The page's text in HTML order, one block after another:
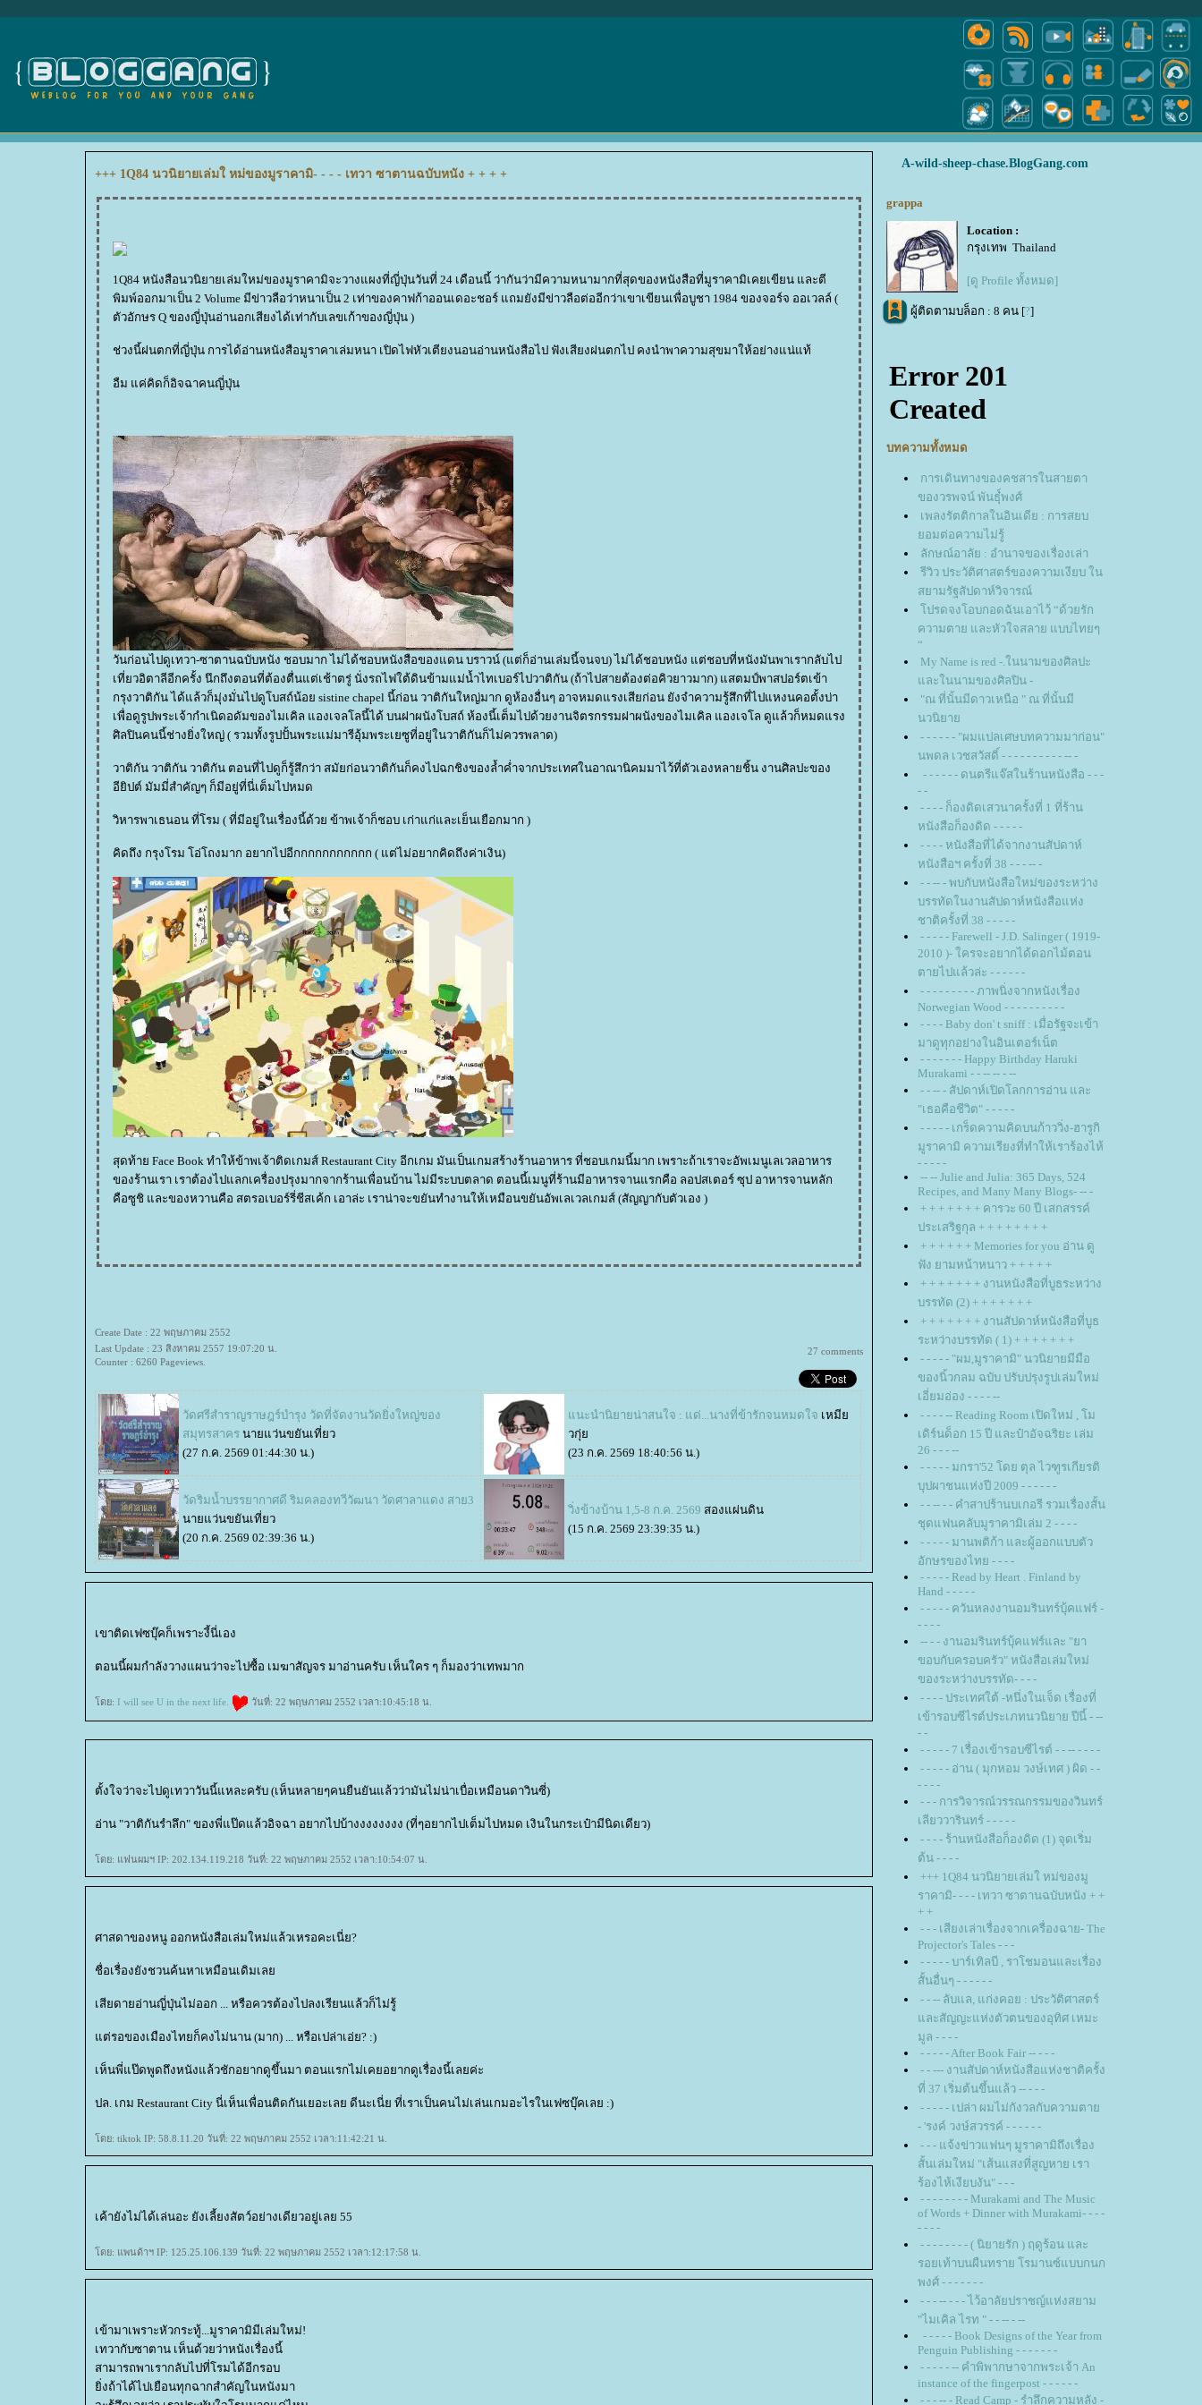
+++ 1Q84 นวนิยายเล่มใ หม่ของมูราคามิ- - - - เทวา ซาตานฉบับหนัง + + + +
1Q84 หนังสือนวนิยายเล่มใหม่ของมูราคามิจะวางแผงที่ญี่ปุ่นวันที่ 24 เดือนนี้ ว่ากันว่ามีความหนามากที่สุดของหนังสือที่มูราคามิเคยเขียน และตี
พิมพ์ออกมาเป็น 2 Volume มีข่าวลือว่าหนาเป็น 2 เท่าของคาฟก้าออนเดอะชอร์ แถมยังมีข่าวลือต่ออีกว่าเขาเขียนเพื่อบูชา 1984 ของจอร์จ ออเวลล์ (
ตัวอักษร Q ของญี่ปุ่นอ่านอกเสียงได้เท่ากับเลขเก้าของญี่ปุ่น )
ช่วงนี้ฝนตกที่ญี่ปุ่น การได้อ่านหนังสือมูราคาเล่มหนา เปิดไฟหัวเตียงนอนอ่านหนังสือไป ฟังเสียงฝนตกไป คงนำพาความสุขมาให้อย่างแน่แท้
อืม แค่คิดก็อิจฉาคนญี่ปุ่น
วันก่อนไปดูเทวา-ซาตานฉบับหนัง ชอบมาก ไม่ได้ชอบหนังสือของแดน บราวน์ (แต่ก็อ่านเล่มนี้จนจบ) ไม่ได้ชอบหนัง แต่ชอบที่หนังมันพาเรากลับไป
เที่ยวอิตาลีอีกครั้ง นึกถึงตอนที่ต้องตื่นแต่เช้าตรู่ นั่งรถไฟใต้ดินข้ามแม่น้ำไทเบอร์ไปวาติกัน (ถ้าไปสายต้องต่อคิวยาวมาก) แสตมป์พาสปอร์ตเข้า
กรุงวาติกัน ได้แล้วก็มุ่งมั่นไปดูโบสถ์น้อย sistine chapel นี้ก่อน วาติกันใหญ่มาก ดูห้องอื่นๆ อาจหมดแรงเสียก่อน ยังจำความรู้สึกที่ไปแหงนคอตั้งบ่า
เพื่อดูรูปพระเจ้ากำเนิดอดัมของไมเคิล แองเจลโลนี้ได้ บนฝาผนังโบสถ์ ห้องนี้เต็มไปด้วยงานจิตรกรรมฝาผนังของไมเคิล แองเจโล ดูแล้วก็หมดแรง
ศิลปินคนนี้ช่างยิ่งใหญ่ ( รวมทั้งรูปปั้นพระแม่มารีอุ้มพระเยซูที่อยู่ในวาติกันก็ไม่ควรพลาด)
วาติกัน วาติกัน วาติกัน ตอนที่ไปดูก็รู้สึกว่า สมัยก่อนวาติกันก็คงไปฉกชิงของล้ำค่ำจากประเทศในอาณานิคมมาไว้ที่ตัวเองหลายชิ้น งานศิลปะของ
อียิปต์ มัมมี่สำคัญๆ ก็มีอยู่ที่นี่เต็มไปหมด
วิหารพาเธนอน ที่โรม ( ที่มีอยู่ในเรื่องนี้ด้วย ข้าพเจ้าก็ชอบ เก่าแก่และเย็นเยือกมาก )
คิดถึง กรุงโรม โอ่โถงมาก อยากไปอีกกกกกกกกกกก ( แต่ไม่อยากคิดถึงค่าเงิน)
สุดท้าย Face Book ทำให้ข้าพเจ้าติดเกมส์ Restaurant City อีกเกม มันเป็นเกมสร้างร้านอาหาร ที่ชอบเกมนี้มาก เพราะถ้าเราจะอัพเมนูเลเวลอาหาร
ของร้านเรา เราต้องไปแลกเครื่องปรุงมากจากร้านเพื่อนบ้าน ไม่มีระบบตลาด ตอนนี้เมนูที่ร้านมีอาหารจานแรกคือ ลอปสเตอร์ ซุป อาหารจานหลัก
คือซูชิ และของหวานคือ สตรอเบอร์รี่ชีสเค้ก เอาล่ะ เราน่าจะขยันทำงานให้เหมือนขยันอัพเลเวลเกมส์ (สัญญากับตัวเอง )
Create Date : 22 พฤษภาคม 2552
Last Update : 23 สิงหาคม 2557 19:07:20 น.
Counter : 6260 Pageviews.
27 comments
วัดศรีสำราญราษฎร์บำรุง วัดที่จัดงานวัดยิ่งใหญ่ของ
สมุทรสาคร นายแว่นขยันเที่ยว
(27 ก.ค. 2569 01:44:30 น.)
นะนำนิยายน่าสนใจ : แด่...นางที่ข้ารักจนหมดใจ เหมี
วกุ่
(23 ก.ค. 2569 18:40:56 น.)
วัดริมน้ำบรรยากาศดี ริมคลองทวีวัฒนา วัดศาลาแดง สาย3
นายแว่นขยันเที่ยว
(20 ก.ค. 2569 02:39:36 น.)
วิ่งข้างบ้าน 1,5-8 ก.ค. 2569 สองแผ่นดิน
(15 ก.ค. 2569 23:39:35 น.)
เขาติดเฟซบุ๊คก็เพราะงี้นี่เอง
ตอนนี้ผมกำลังวางแผนว่าจะไปซื้อ เมฆาสัญจร มาอ่านครับ เห็นใคร ๆ ก็มองว่าเทพมาก
ดย: I will see U in the next life. วันที่: 22 พฤษภาคม 2552 เวลา:10:45:18 น.
ตั้งใจว่าจะไปดูเทวาวันนี้แหละครับ (เห็นหลายๆคนยืนยันแล้วว่ามันไม่น่าเบื่อเหมือนดาวินซี่)
อ่าน "วาติกันรำลึก" ของพี่แป๊ดแล้วอิจฉา อยากไปบ้างงงงงงงง (ที่ๆอยากไปเต็มไปหมด เงินในกระเป๋ามีนิดเดียว)
ดย: แฟนผมฯ IP: 202.134.119.218 วันที่: 22 พฤษภาคม 2552 เวลา:10:54:07 น.
ศาสดาของหนู ออกหนังสือเล่มใหม่แล้วเหรอคะเนี่ย?
ชื่อเรื่องยังชวนค้นหาเหมือนเดิมเล
เสียดายอ่านญี่ปุ่นไม่ออก ... หรือควรต้องไปลงเรียนแล้วก็ไม่รู้
ต่รอของเมืองไทยก็คงไม่นาน (มาก) ... หรือเปล่าเอ่ย? :)
เห็นพี่แป๊ดพูดถึงหนังแล้วชักอยากดูขึ้นมา ตอนแรกไม่เคยอยากดูเรื่องนี้เลยค่ะ
ปล. เกม Restaurant City นี่เห็นเพื่อนติดกันเยอะเลย ดีนะเนี่ย ที่เราเป็นคนไม่เล่นเกมอะไรในเฟซบุ๊คเลย :)
ดย: tiktok IP: 58.8.11.20 วันที่: 22 พฤษภาคม 2552 เวลา:11:42:21 น.
เค้ายังไม่ได้เล่นอะ ยังเลี้ยงสัตว์อย่างเดียวอยู่เลย 55
ดย: แพนด้าฯ IP: 125.25.106.139 วันที่: 22 พฤษภาคม 2552 เวลา:12:17:58 น.
เข้ามาเพราะหัวกระทู้...มูราคามิมีเล่มใหม่!
เทวากับซาตาน เห็นด้วยว่าหนังเรื่องนี้
สามารถพาเรากลับไปที่โรมได้อีกรอบ
ิ่งถ้าได้ไปเยือนทุกฉากสำคัญในหนังมา
A-wild-sheep-chase.BlogGang.com
grappa
Location :
กรุงเทพ Thailand
[ดู Profile ทั้งหมด]
ผู้ติดตามบล็อก : 8 คน [?]
บทความทั้งหมด
การเดินทางของคชสารในสายตา
ของวรพจน์ พันธุ๋์พงศ์
เพลงรัตติกาลในอินเดีย : การสยบ
อมต่อความไม่รู้
ลักษณ์อาลัย : อำนาจของเรื่องเล่า
รีวิว ประวัติศาสตร์ของความเงียบ ใน
สยามรัฐสัปดาห์วิจารณ์
ปรดจงโอบกอดฉันเอาไว้ “ด้วยรัก
ความตาย และหัวใจสลาย แบบไทยๆ
“
My Name is red -.ในนามของศิลปะ
ละในนามของศิลปิน -
"ณ ที่นั้นมีดาวเหนือ " ณ ที่นั้นมี
นวนิยา
- - - - - - "ผมแปลเศษบทความมาก่อน"
นพดล เวชสวัสดิ์ - - - - - - - - - - -- -
- - - - - - ดนตรีแจ๊สในร้านหนังสือ - - -
- -
- - - - ก็องดิดเสวนาครั้งที่ 1 ที่ร้าน
หนังสือก็องดิด - - - - -
- - - - หนังสือที่ได้จากงานสัปดาห์
หนังสือฯ ครั้งที่ 38 - - - -- -
- - -- - พบกับหนังสือใหม่ของระหว่าง
บรรทัดในงานสัปดาห์หนังสือแห่ง
ชาติครั้งที่ 38 - - - - -
- - - - - Farewell - J.D. Salinger ( 1919-
2010 )- ใครจะอยากได้ดอกไม้ตอน
ตายไปแล้วล่ะ - - - - - -
- - - - - - - - - ภาพนิ่งจากหนังเรื่อง
Norwegian Wood - - - - - - - - - -
- - - - Baby don' t sniff : เมื่อรัฐจะเข้า
มาดูทุกอย่างในอินเตอร์เน็ต
- - - - - - - Happy Birthday Haruki
Murakami - - -- -- - --
- - -- - สัปดาห์เปิดโลกการอ่าน และ
"เธอคือชีวิต" - - - - -
- - - - - เกร็ดความคิดบนก้าววิ่ง-ฮารูกิ
มูราคามิ ความเรียงที่ทำให้เราร้องไห้
- - - - -
-- -- Julie and Julia: 365 Days, 524
Recipes, and Many Many Blogs- -- -
+ + + + + + + คารวะ 60 ปี เสกสรรค์
ประเสริฐกุล + + + + + + + +
+ + + + + + Memories for you อ่าน ดู
ฟัง ยามหน้าหนาว + + + + +
+ + + + + + + งานหนังสือที่บูธระหว่าง
บรรทัด (2) + + + + + + +
+ + + + + + + งานสัปดาห์หนังสือที่บูธ
ระหว่างบรรทัด ( 1) + + + + + + +
- - - - - "ผม,มูราคามิ" นวนิยายมีมือ
ของนิ้วกลม ฉบับ ปรับปรุงรูปเล่มใหม่
เอี่ยมอ่อง - - - - --
- - - - -- Reading Room เปิดใหม่ , โม
เดิร์นด็อก 15 ปี และป๋าอัจฉริยะ เล่ม
26 - - - --
- - - - - มกรา'52 โดย ตุล ไวฑูรเกียรติ
บุปผาชนแห่งปี 2009 - - - - - -
- - -- - - คำสาปร้านบเกอรี รวมเรื่องสั้น
ชุดแฟนคลับมูราคามิเล่ม 2 - - - -
- - - - - มานพติก้า และผู้ออกแบบตัว
อักษรของไทย - - - -
- - - - - Read by Heart . Finland by
Hand - - - - -
- - - - - ควันหลงงานอมรินทร์บุ้คแฟร์ -
- - - -
-- - - งานอมรินทร์บุ้คแฟร์และ "ยา
ขอบกับครอบครัว" หนังสือเล่มใหม่
ของระหว่างบรรทัด- - - -
- - - - ประเทศใต้ -หนึ่งในเจ็ด เรื่องที่
เข้ารอบซีไรต์ประเภทนวนิยาย ปีนี้ - --
- -
- - - - - 7 เรื่องเข้ารอบซีไรต์ - - -- - - - -
- - - - - อ่าน ( มุกหอม วงษ์เทศ ) ผิด - -
- - - -
- - - การวิจารณ์วรรณกรรมของวินทร์
เลียววารินทร์ - - - - -
- - - - ร้านหนังสือก็องดิด (1) จุดเริ่ม
ต้น - - - -
+++ 1Q84 นวนิยายเล่มใ หม่ของมู
ราคามิ- - - - เทวา ซาตานฉบับหนัง + +
+ +
- - - เสียงเล่าเรื่องจากเครื่องฉาย- The
Projector's Tales - - -
- - - - - บาร์เทิลบี , ราโชมอนและเรื่อง
สั้นอื่นๆ - - - - - -
- - -- ลับแล, แก่งคอย : ประวัติศาสตร์
ละสัญญะแห่งตัวตนของอุทิศ เหมะ
มูล - - - -
- - - - - After Book Fair -- - - -
- - --- งานสัปดาห์หนังสือแห่งชาติครั้ง
ที่ 37 เริ่มต้นขึ้นแล้ว -- - - -
- - - - - เปล่า ผมไม่กังวลกับความตา
- 'รงค์ วงษ์สวรรค์ - - - - - -
- - - แจ้งข่าวแฟนๆ มูราคามิถึงเรื่อง
สั้นเล่มใหม่ "เส้นแสงที่สูญหาย เรา
ร้องไห้เงียบงัน" - - -
- - - - - - - - Murakami and The Music
of Words + Dinner with Murakami- - - -
- - - -
- - - - - - - - ( นิยายรัก ) ฤดูร้อน และ
รอยเท้าบนผืนทราย โรมานซ์แบบกนก
พงศ์ - - - - - - -
- - - -- - - - ไว้อาลัยปราชญ์แห่งสยาม
"ไมเคิล ไรท " - - -- - --
- - - - - Book Designs of the Year from
Penguin Publishing - - - - - - -
- - - - - -- คำพิพากษาจากพระเจ้า An
instance of the fingerpost - - - - - -
- - - -- - Read Camp - รำลึกความหลัง -